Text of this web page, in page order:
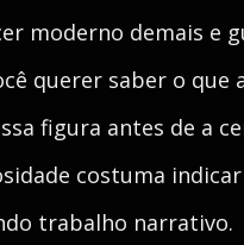
moderno demais e
querer saber o que
figura antes de a
costuma
trabalho narrativo.